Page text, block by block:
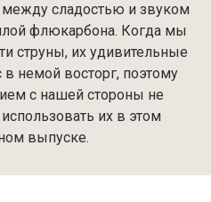
между сладостью и звуком
флюкарбона. Когда мы
струны, их удивительные
немой восторг, поэтому
с нашей стороны не
их в этом
выпуске.